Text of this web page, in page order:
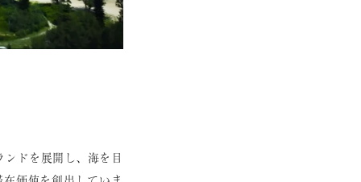
ドを展開し、海を目